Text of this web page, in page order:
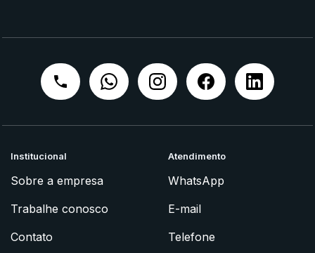
Institucional
Sobre a empresa
Trabalhe conosco
Contato
Atendimento
WhatsApp
E-mail
Telefone